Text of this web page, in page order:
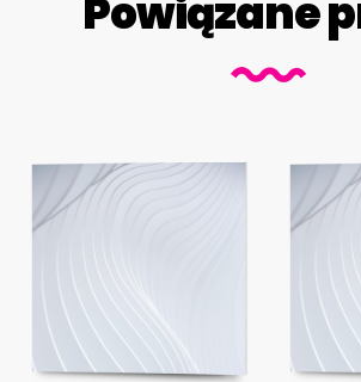
Powiązane